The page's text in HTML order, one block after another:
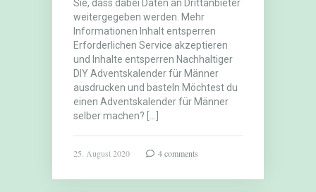
Sie, dass dabei Daten an Drittanbieter
weitergegeben werden. Mehr
Informationen Inhalt entsperren
Erforderlichen Service akzeptieren
und Inhalte entsperren Nachhaltiger
DIY Adventskalender für Männer
ausdrucken und basteln Möchtest du
einen Adventskalender für Männer
selber machen? […]
25. August 2020 4 comments